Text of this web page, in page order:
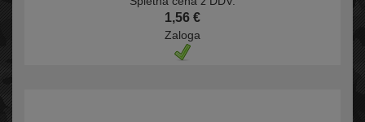
1,56 €
Zaloga